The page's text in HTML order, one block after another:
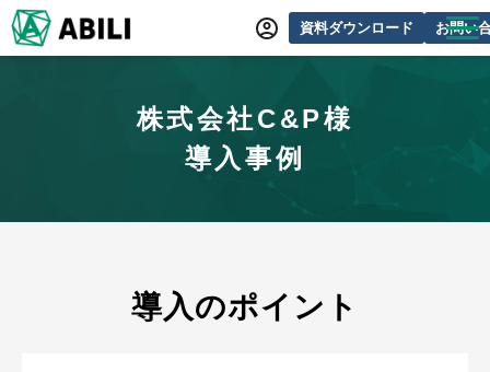
資料ダウンロード お問い
サービス一覧
オンラインデモ
セミナー・イベント情報
株式会社C&P様
導入事例
導入のポイント